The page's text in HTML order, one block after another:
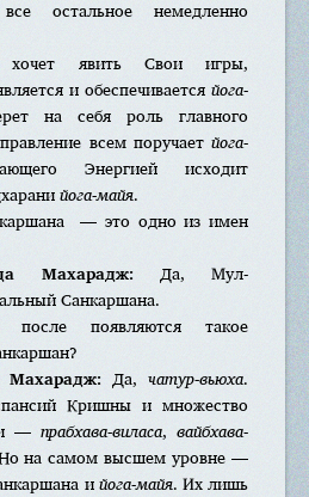
остальное немедленно
явить Свои игры,
и обеспечивается йога-
на себя роль главного
всем поручает йога-
Энергией исходит
йога-майя.
— это одно из имен
Махарадж:Да, Мул-
Санкаршана.
появляются такое
Да, чатур-вьюха.
Кришны и множество
— прабхава-виласа, вайбхава-
на самом высшем уровне —
ийога-майя. Их лишь